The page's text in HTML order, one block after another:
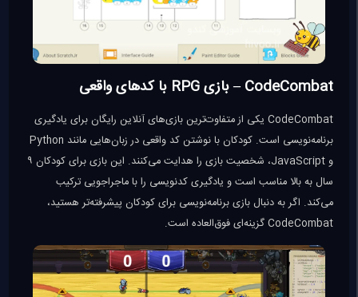
CodeCombat – بازی RPG با کدهای واقعی
CodeCombat یکی از متفاوت‌ترین بازی‌های آنلاین رایگان برای یادگیری
برنامه‌نویسی است. کودکان با نوشتن کد واقعی در زبان‌هایی مانند Python
و JavaScript، شخصیت بازی را هدایت می‌کنند. این بازی برای کودکان ۹
سال به بالا مناسب است و یادگیری کدنویسی را با ماجراجویی ترکیب
می‌کند. اگر به دنبال بازی برنامه‌نویسی برای کودکان پیشرفته‌تر هستید،
CodeCombat گزینه‌ای فوق‌العاده است.